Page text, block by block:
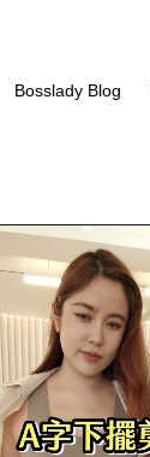
Bosslady Blog